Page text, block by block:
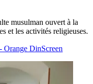
musulman ouvert à la
et les activités religieuses.
مسجد النور - Orange DinScreen